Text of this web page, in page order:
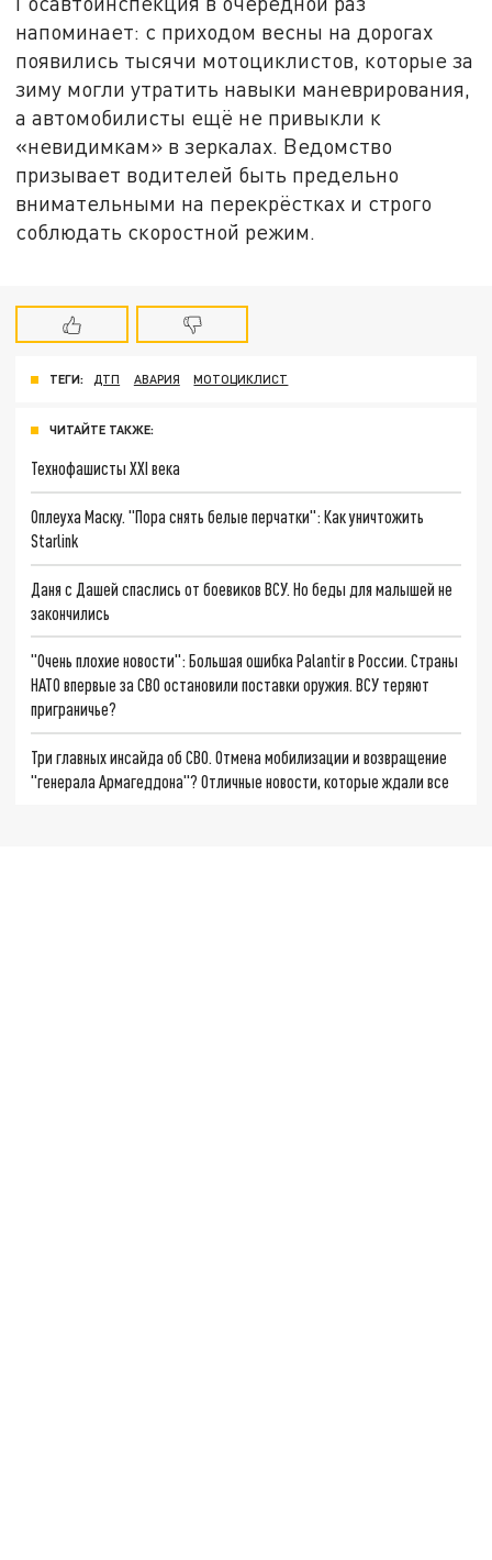
напоминает: с приходом весны на дорогах
появились тысячи мотоциклистов, которые за
зиму могли утратить навыки маневрирования,
а автомобилисты ещё не привыкли к
«невидимкам» в зеркалах. Ведомство
призывает водителей быть предельно
внимательными на перекрёстках и строго
соблюдать скоростной режим.
ТЕГИ: ДТП АВАРИЯ МОТОЦИКЛИСТ
ЧИТАЙТЕ ТАКЖЕ:
Технофашисты XXI века
Оплеуха Маску. "Пора снять белые перчатки": Как уничтожить
Starlink
Даня с Дашей спаслись от боевиков ВСУ. Но беды для малышей не
закончились
"Очень плохие новости": Большая ошибка Palantir в России. Страны
НАТО впервые за СВО остановили поставки оружия. ВСУ теряют
приграничье?
Три главных инсайда об СВО. Отмена мобилизации и возвращение
"генерала Армагеддона"? Отличные новости, которые ждали все